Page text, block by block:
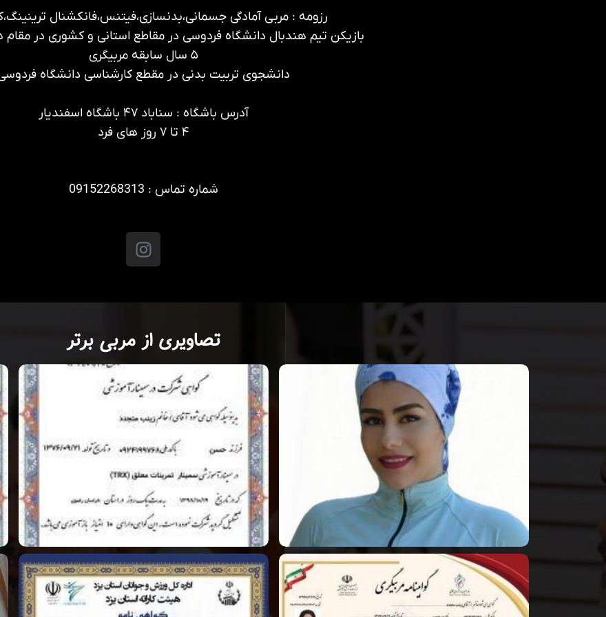
رزومه : مربی آمادگی جسمانی،بدنسازی،فیتنس،فانکشنال
بازیکن تیم هندبال دانشگاه فردوسی در مقاطع استانی و کشوری در
۵ سال سابقه مربیگری
دانشجوی تربیت بدنی در مقطع کارشناسی دانشگاه
آدرس باشگاه : سناباد ۴۷ باشگاه اسفندیار
۴ تا ۷ روز های فرد
شماره تماس : 09152268313
تصاویری از مربی برتر